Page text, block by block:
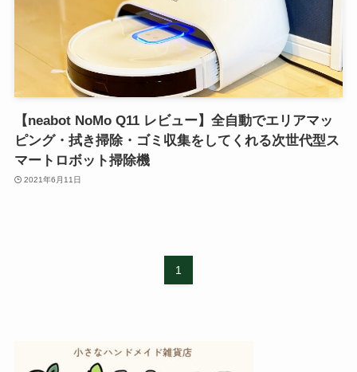
【neabot NoMo Q11 レビュー】全自動でエリアマッ
ピング・拭き掃除・ゴミ収集をしてくれる次世代型ス
マートロボット掃除機
2021年6月11日
1